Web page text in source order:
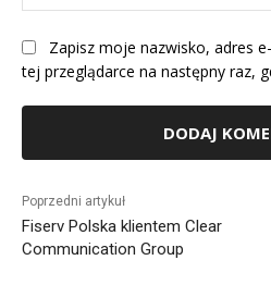
Zapisz moje nazwisko, adres
tej przeglądarce na następny raz,
Poprzedni artykuł
Fiserv Polska klientem Clear
Communication Group